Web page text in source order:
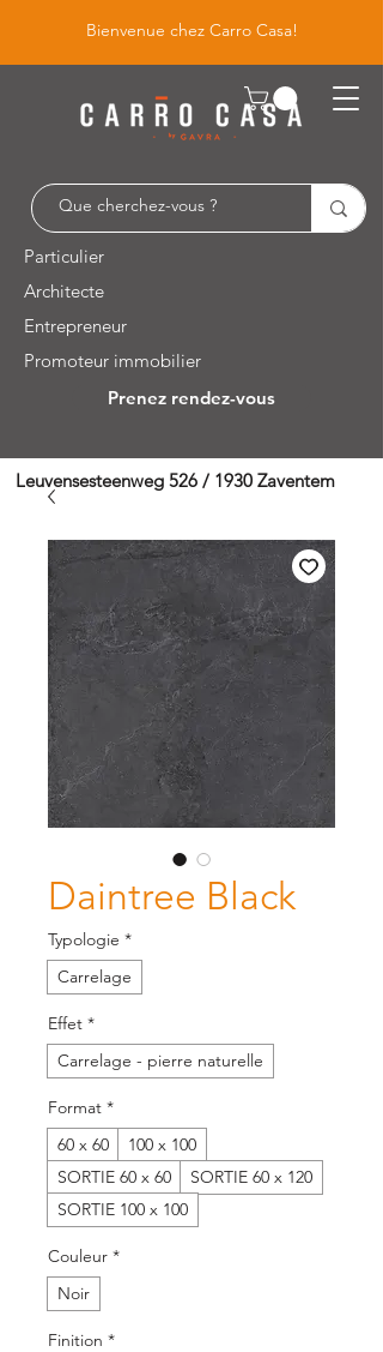
Bienvenue chez Carro Casa!
Particulier
Architecte
Entrepreneur
Promoteur immobilier
Prenez rendez-vous
Leuvensesteenweg 526 / 1930 Zaventem
Daintree Black
Typologie *
Carrelage
Effet *
Carrelage - pierre naturelle
Format *
60 x 60
100 x 100
SORTIE 60 x 60
SORTIE 60 x 120
SORTIE 100 x 100
Couleur *
Noir
Finition *